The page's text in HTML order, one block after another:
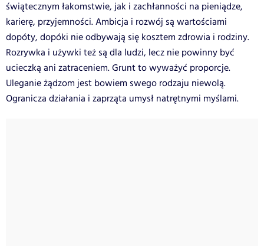
świątecznym łakomstwie, jak i zachłanności na pieniądze,
karierę, przyjemności. Ambicja i rozwój są wartościami
dopóty, dopóki nie odbywają się kosztem zdrowia i rodziny.
Rozrywka i używki też są dla ludzi, lecz nie powinny być
ucieczką ani zatraceniem. Grunt to wyważyć proporcje.
Uleganie żądzom jest bowiem swego rodzaju niewolą.
Ogranicza działania i zaprząta umysł natrętnymi myślami.